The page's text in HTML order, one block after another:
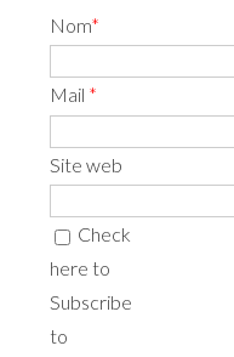
Nom*
Mail *
Site web
Check
here to
Subscribe
to